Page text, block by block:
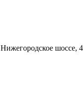
Нижегородское шоссе, 4